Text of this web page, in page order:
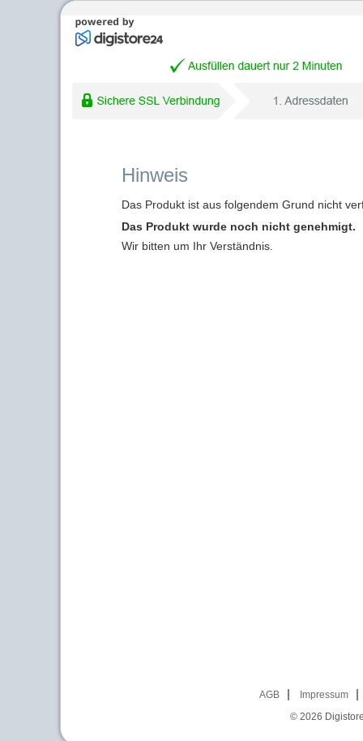
Hinweis
Das Produkt ist aus folgendem Grund nicht
Das Produkt wurde noch nicht genehmigt.
Wir bitten um Ihr Verständnis.
AGB
Impressum
© 2026